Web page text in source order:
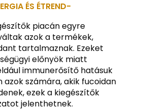
ÉS ÉTREND-
piacán egyre
azok a termékek,
tartalmaznak. Ezeket
előnyök miatt
immunerősítő hatásuk
azok számára, akik fucoidan
ezek a kiegészítők
jelenthetnek.